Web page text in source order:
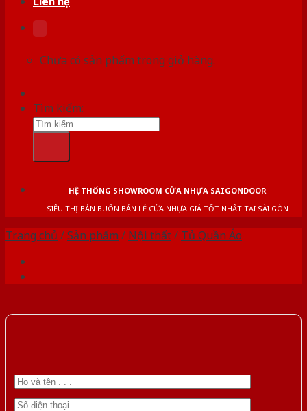
Chưa có sản phẩm trong giỏ hàng.
Tìm kiếm:
HỆ THỐNG SHOWROOM CỬA NHỰA SAIGONDOOR
SIÊU THỊ BÁN BUÔN BÁN LẺ CỬA NHỰA GIÁ TỐT NHẤT TẠI SÀI GÒN
Trang chủ /Sản phẩm / Nội thất/ Tủ Quần Áo